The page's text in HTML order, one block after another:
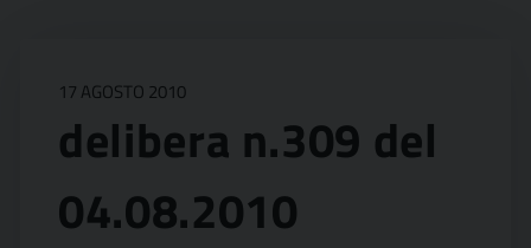
17 AGOSTO 2010
delibera n.309 del
04.08.2010